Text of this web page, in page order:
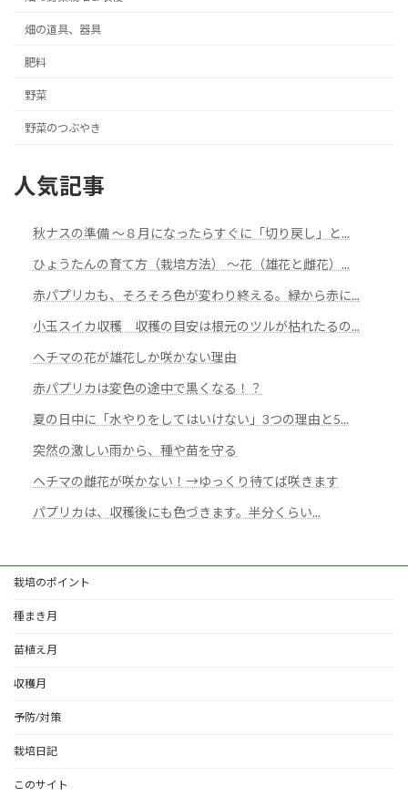
畑の道具、器具
肥料
野菜
野菜のつぶやき
人気記事
秋ナスの準備 ～８月になったらすぐに「切り戻し」と...
ひょうたんの育て方（栽培方法） ～花（雄花と雌花）...
赤パプリカも、そろそろ色が変わり終える。緑から赤に...
小玉スイカ収穫 収穫の目安は根元のツルが枯れたるの...
ヘチマの花が雄花しか咲かない理由
赤パプリカは変色の途中で黒くなる！？
夏の日中に「水やりをしてはいけない」3つの理由と5...
突然の激しい雨から、種や苗を守る
ヘチマの雌花が咲かない！→ゆっくり待てば咲きます
パプリカは、収穫後にも色づきます。半分くらい...
栽培のポイント
種まき月
苗植え月
収穫月
予防/対策
栽培日記
このサイト